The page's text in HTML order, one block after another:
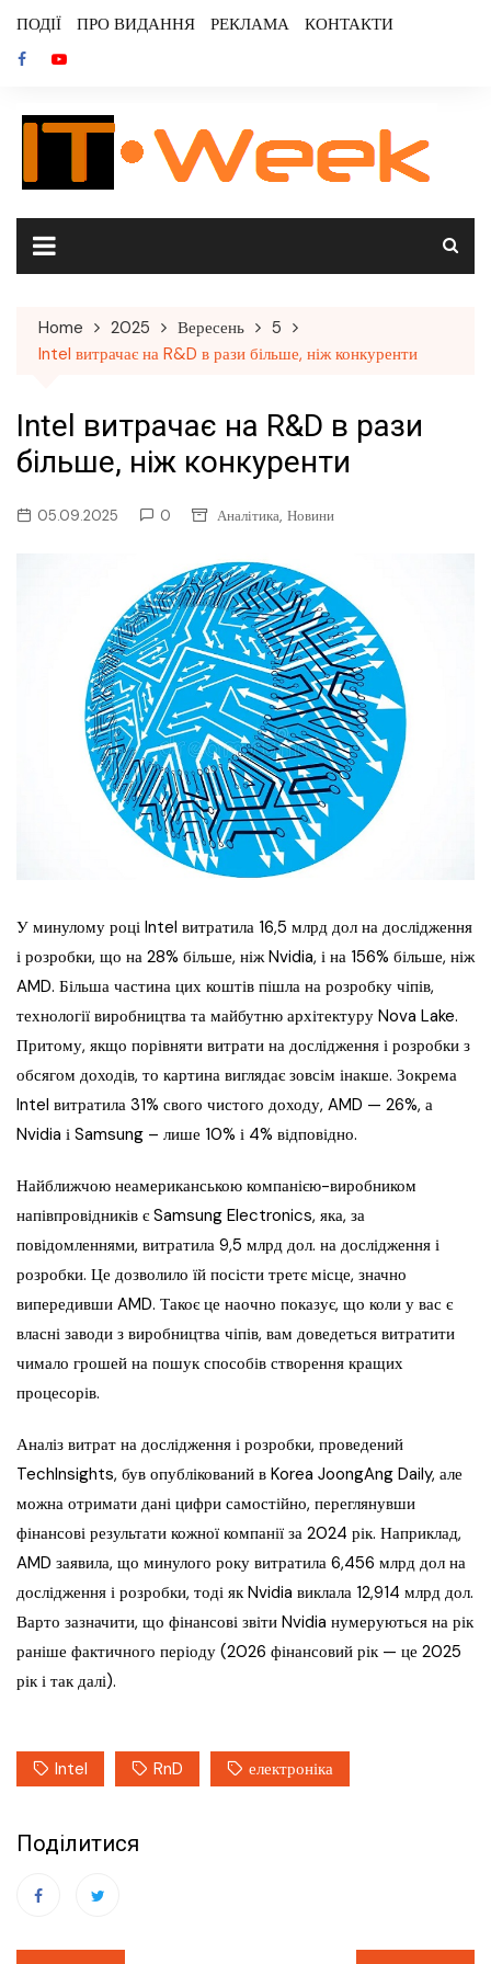
content
ПОДІЇ ПРО ВИДАННЯ РЕКЛАМА КОНТАКТИ
Home 2025 Вересень
5
Intel витрачає на R&D в рази більше, ніж конкуренти
Intel витрачає на R&D в рази
більше, ніж конкуренти
05.09.2025 0 Аналітика, Новини
У минулому році Intel витратила 16,5 млрд дол на дослідження
і розробки, що на 28% більше, ніж Nvidia, і на 156% більше, ніж
AMD. Більша частина цих коштів пішла на розробку чіпів,
технології виробництва та майбутню архітектуру Nova Lake.
Притому, якщо порівняти витрати на дослідження і розробки з
обсягом доходів, то картина виглядає зовсім інакше. Зокрема
Intel витратила 31% свого чистого доходу, AMD — 26%, а
Nvidia і Samsung – лише 10% і 4% відповідно.
Найближчою неамериканською компанією-виробником
напівпровідників є Samsung Electronics, яка, за
повідомленнями, витратила 9,5 млрд дол. на дослідження і
розробки. Це дозволило їй посісти третє місце, значно
випередивши AMD. Такоє це наочно показує, що коли у вас є
власні заводи з виробництва чіпів, вам доведеться витратити
чимало грошей на пошук способів створення кращих
процесорів.
Аналіз витрат на дослідження і розробки, проведений
TechInsights, був опублікований в Korea JoongAng Daily, але
можна отримати дані цифри самостійно, переглянувши
фінансові результати кожної компанії за 2024 рік. Наприклад,
AMD заявила, що минулого року витратила 6,456 млрд дол на
дослідження і розробки, тоді як Nvidia виклала 12,914 млрд дол.
Варто зазначити, що фінансові звіти Nvidia нумеруються на рік
раніше фактичного періоду (2026 фінансовий рік — це 2025
рік і так далі).
Intel RnD електроніка
Поділитися